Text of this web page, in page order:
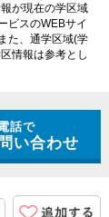
が現在の学区域
ビスのWEBサイ
た、通学区域(学
情報は参考とし
話で
問い合わせ